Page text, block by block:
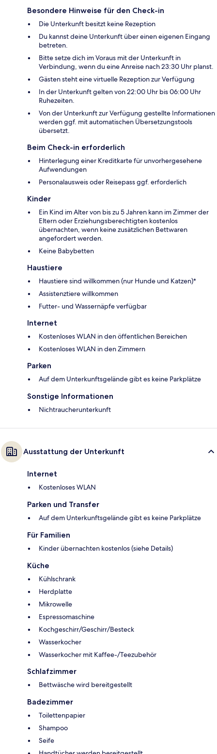
Besondere Hinweise für den Check-in
Die Unterkunft besitzt keine Rezeption
Du kannst deine Unterkunft über einen eigenen Eingang
betreten.
Bitte setze dich im Voraus mit der Unterkunft in
Verbindung, wenn du eine Anreise nach 23:30 Uhr planst.
Gästen steht eine virtuelle Rezeption zur Verfügung
In der Unterkunft gelten von 22:00 Uhr bis 06:00 Uhr
Ruhezeiten.
Von der Unterkunft zur Verfügung gestellte Informationen
werden ggf. mit automatischen Übersetzungstools
übersetzt.
Beim Check-in erforderlich
Hinterlegung einer Kreditkarte für unvorhergesehene
Aufwendungen
Personalausweis oder Reisepass ggf. erforderlich
Kinder
Ein Kind im Alter von bis zu 5 Jahren kann im Zimmer der
Eltern oder Erziehungsberechtigten kostenlos
übernachten, wenn keine zusätzlichen Bettwaren
angefordert werden.
Keine Babybetten
Haustiere
Haustiere sind willkommen (nur Hunde und Katzen)*
Assistenztiere willkommen
Futter- und Wassernäpfe verfügbar
Internet
Kostenloses WLAN in den öffentlichen Bereichen
Kostenloses WLAN in den Zimmern
Parken
Auf dem Unterkunftsgelände gibt es keine Parkplätze
Sonstige Informationen
Nichtraucherunterkunft
Ausstattung der Unterkunft
Internet
Kostenloses WLAN
Parken und Transfer
Auf dem Unterkunftsgelände gibt es keine Parkplätze
Für Familien
Kinder übernachten kostenlos (siehe Details)
Küche
Kühlschrank
Herdplatte
Mikrowelle
Espressomaschine
Kochgeschirr/Geschirr/Besteck
Wasserkocher
Wasserkocher mit Kaffee-/Teezubehör
Schlafzimmer
Bettwäsche wird bereitgestellt
Badezimmer
Toilettenpapier
Shampoo
Seife